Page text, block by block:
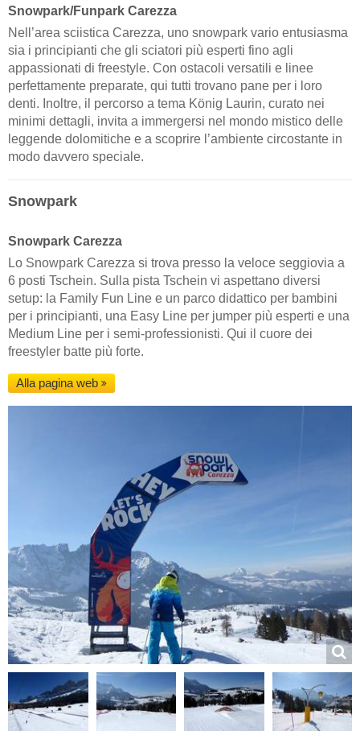
Snowpark/Funpark Carezza
Nell’area sciistica Carezza, uno snowpark vario entusiasma
sia i principianti che gli sciatori più esperti fino agli
appassionati di freestyle. Con ostacoli versatili e linee
perfettamente preparate, qui tutti trovano pane per i loro
denti. Inoltre, il percorso a tema König Laurin, curato nei
minimi dettagli, invita a immergersi nel mondo mistico delle
leggende dolomitiche e a scoprire l’ambiente circostante in
modo davvero speciale.
Snowpark
Snowpark Carezza
Lo Snowpark Carezza si trova presso la veloce seggiovia a
6 posti Tschein. Sulla pista Tschein vi aspettano diversi
setup: la Family Fun Line e un parco didattico per bambini
per i principianti, una Easy Line per jumper più esperti e una
Medium Line per i semi-professionisti. Qui il cuore dei
freestyler batte più forte.
Alla pagina web